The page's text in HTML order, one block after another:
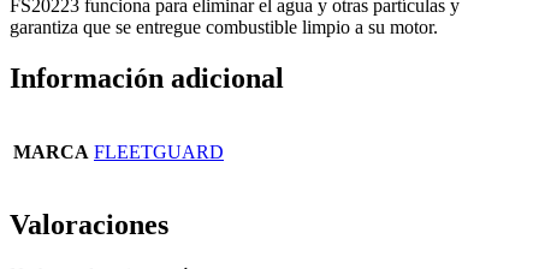
FS20223 funciona para eliminar el agua y otras partículas y
garantiza que se entregue combustible limpio a su motor.
Información adicional
MARCA FLEETGUARD
Valoraciones